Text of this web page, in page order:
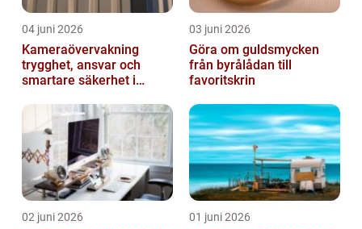
04 juni 2026
Kameraövervakning
trygghet, ansvar och
smartare säkerhet i
03 juni 2026
Göra om guldsmycken
från byrålådan till
favoritskrin
02 juni 2026 01 juni 2026